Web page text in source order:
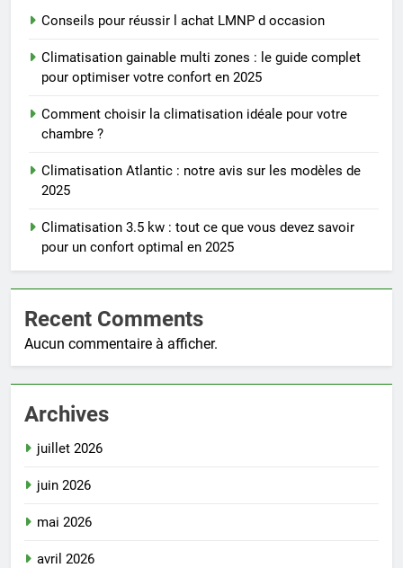
Conseils pour réussir l achat LMNP d occasion
Climatisation gainable multi zones : le guide complet
pour optimiser votre confort en 2025
Comment choisir la climatisation idéale pour votre
chambre ?
Climatisation Atlantic : notre avis sur les modèles de
2025
Climatisation 3.5 kw : tout ce que vous devez savoir
pour un confort optimal en 2025
Recent Comments
Aucun commentaire à afficher.
Archives
juillet 2026
juin 2026
mai 2026
avril 2026